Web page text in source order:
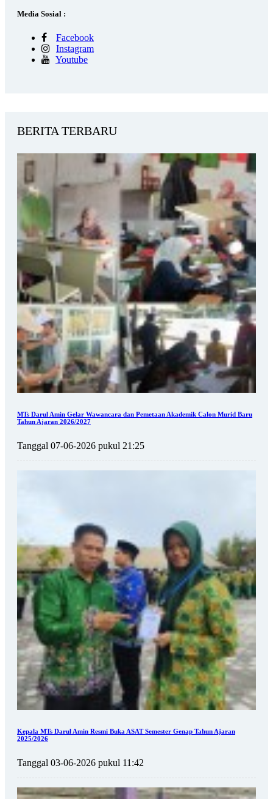
Media Sosial :
Facebook
Instagram
Youtube
BERITA TERBARU
MTs Darul Amin Gelar Wawancara dan Pemetaan Akademik Calon Murid Baru
Tahun Ajaran 2026/2027
Tanggal 07-06-2026 pukul 21:25
Kepala MTs Darul Amin Resmi Buka ASAT Semester Genap Tahun Ajaran
2025/2026
Tanggal 03-06-2026 pukul 11:42